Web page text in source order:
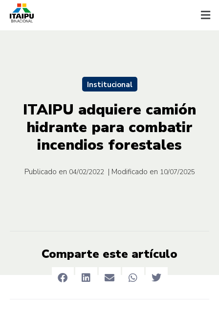
Institucional
ITAIPU adquiere camión
hidrante para combatir
incendios forestales
Publicado en 04/02/2022 | Modificado en 10/07/2025
Comparte este artículo